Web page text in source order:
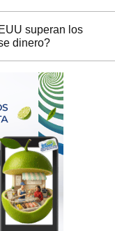
superan los
dinero?